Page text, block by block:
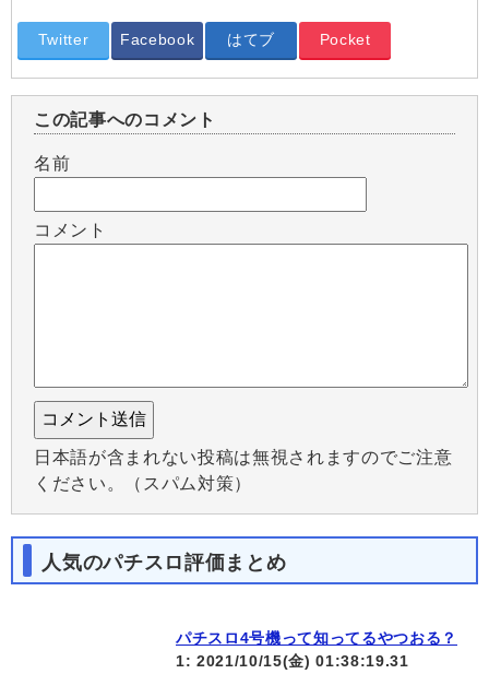
Twitter Facebook はてブ Pocket
この記事へのコメント
名前
コメント
日本語が含まれない投稿は無視されますのでご注意
ください。（スパム対策）
人気のパチスロ評価まとめ
パチスロ4号機って知ってるやつおる？
1: 2021/10/15(金) 01:38:19.31